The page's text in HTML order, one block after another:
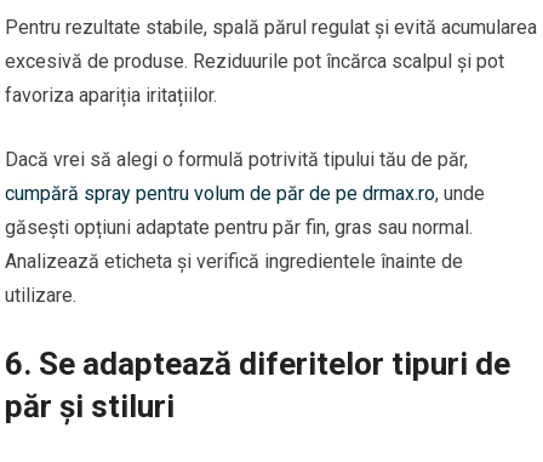
Pentru rezultate stabile, spală părul regulat și evită acumularea
excesivă de produse. Reziduurile pot încărca scalpul și pot
favoriza apariția iritațiilor.
Dacă vrei să alegi o formulă potrivită tipului tău de păr,
cumpără spray pentru volum de păr de pe drmax.ro, unde
găsești opțiuni adaptate pentru păr fin, gras sau normal.
Analizează eticheta și verifică ingredientele înainte de
utilizare.
6. Se adaptează diferitelor tipuri de
păr și stiluri